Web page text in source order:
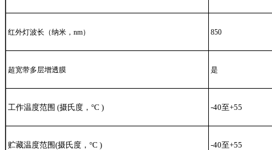
红外灯波长（纳米，nm） 850
超宽带多层增透膜 是
工作温度范围 (摄氏度，°C ) -40至+55
贮藏温度范围(摄氏度，°C ) -40至+55